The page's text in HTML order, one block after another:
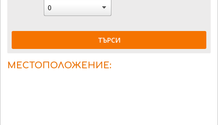
ТЪРСИ
МЕСТОПОЛОЖЕНИЕ: